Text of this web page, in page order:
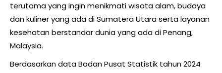
terutama yang ingin menikmati wisata alam, budaya
dan kuliner yang ada di Sumatera Utara serta layanan
kesehatan berstandar dunia yang ada di Penang,
Malaysia.
Berdasarkan data Badan Pusat Statistik tahun 2024